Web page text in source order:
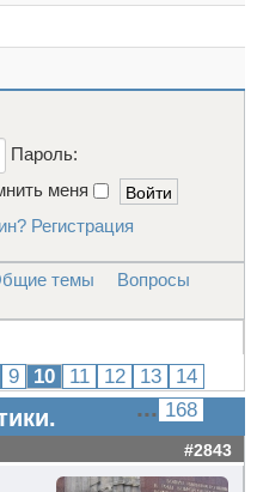
Пароль:
меня
Регистрация
темы
Вопросы
9 10 11 12 13 14
... 168
#2843